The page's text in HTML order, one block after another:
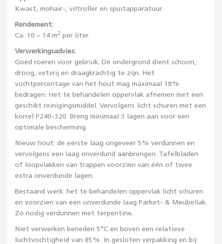
Kwast, mohair-, viltroller en spuitapparatuur.
Rendement:
Ca. 10 – 14 m2 per liter
Verwerkingsadvies:
Goed roeren voor gebruik. De ondergrond dient schoon,
droog, vetvrij en draagkrachtig te zijn. Het
vochtpercentage van het hout mag maximaal 18%
bedragen. Het te behandelen oppervlak afnemen met een
geschikt reinigingsmiddel. Vervolgens licht schuren met een
korrel P240-320. Breng minimaal 3 lagen aan voor een
optimale bescherming.
Nieuw hout: de eerste laag ongeveer 5% verdunnen en
vervolgens een laag onverdund aanbrengen. Tafelbladen
of loopvlakken van trappen voorzien van één of twee
extra onverdunde lagen.
Bestaand werk: het te behandelen oppervlak licht schuren
en voorzien van een onverdunde laag Parket- & Meubellak.
Zo nodig verdunnen met terpentine.
Niet verwerken beneden 5°C en boven een relatieve
luchtvochtigheid van 85%. In gesloten verpakking en bij